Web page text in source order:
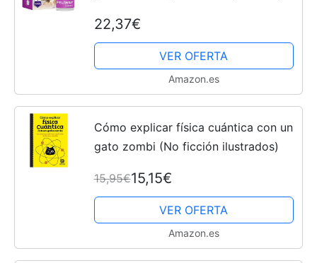
Verticales (Recambio 1 x 48ml)
22,37€
VER OFERTA
Amazon.es
Cómo explicar física cuántica con un
gato zombi (No ficción ilustrados)
15,95€15,15€
VER OFERTA
Amazon.es